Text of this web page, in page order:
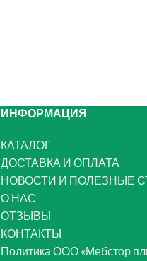
ИНФОРМАЦИЯ
КАТАЛОГ
ДОСТАВКА И ОПЛАТА
НОВОСТИ И ПОЛЕЗНЫЕ
О НАС
ОТЗЫВЫ
КОНТАКТЫ
Политика ООО «Мебстор